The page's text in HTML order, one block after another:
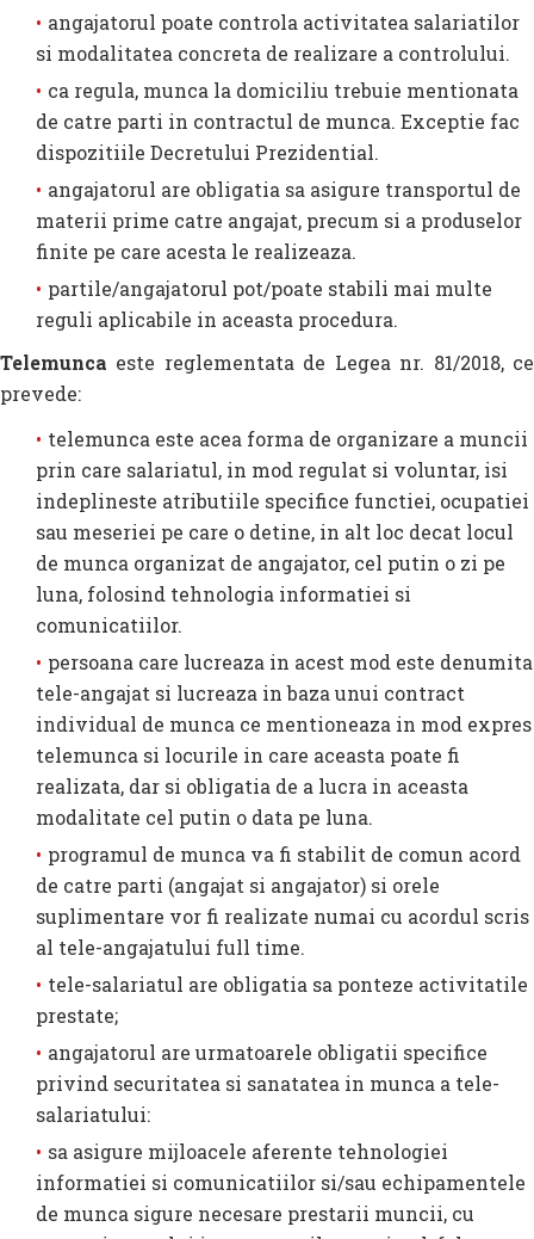
angajatorul poate controla activitatea salariatilor
si modalitatea concreta de realizare a controlului.
ca regula, munca la domiciliu trebuie mentionata
de catre parti in contractul de munca. Exceptie fac
dispozitiile Decretului Prezidential.
angajatorul are obligatia sa asigure transportul de
materii prime catre angajat, precum si a produselor
finite pe care acesta le realizeaza.
partile/angajatorul pot/poate stabili mai multe
reguli aplicabile in aceasta procedura.
Telemunca este reglementata de Legea nr. 81/2018, ce
prevede:
telemunca este acea forma de organizare a muncii
prin care salariatul, in mod regulat si voluntar, isi
indeplineste atributiile specifice functiei, ocupatiei
sau meseriei pe care o detine, in alt loc decat locul
de munca organizat de angajator, cel putin o zi pe
luna, folosind tehnologia informatiei si
comunicatiilor.
persoana care lucreaza in acest mod este denumita
tele-angajat si lucreaza in baza unui contract
individual de munca ce mentioneaza in mod expres
telemunca si locurile in care aceasta poate fi
realizata, dar si obligatia de a lucra in aceasta
modalitate cel putin o data pe luna.
programul de munca va fi stabilit de comun acord
de catre parti (angajat si angajator) si orele
suplimentare vor fi realizate numai cu acordul scris
al tele-angajatului full time.
tele-salariatul are obligatia sa ponteze activitatile
prestate;
angajatorul are urmatoarele obligatii specifice
privind securitatea si sanatatea in munca a tele-
salariatului:
sa asigure mijloacele aferente tehnologiei
informatiei si comunicatiilor si/sau echipamentele
de munca sigure necesare prestarii muncii, cu